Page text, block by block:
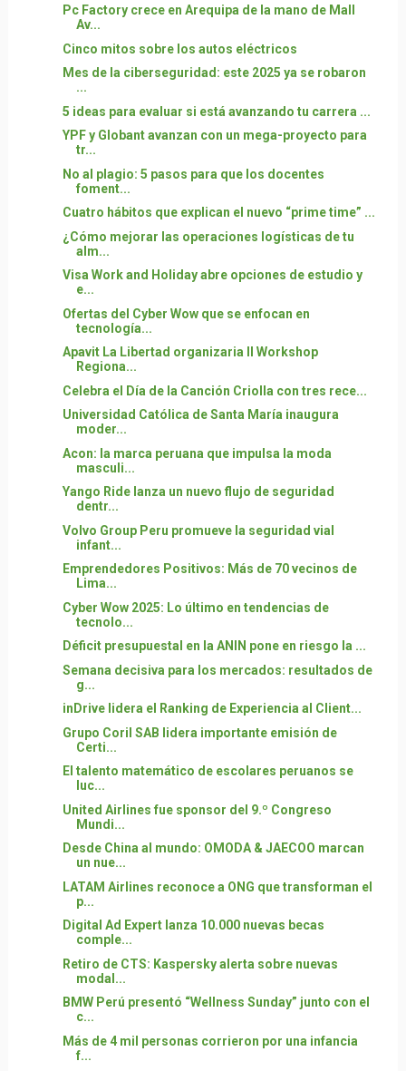
Pc Factory crece en Arequipa de la mano de Mall
Av...
Cinco mitos sobre los autos eléctricos
Mes de la ciberseguridad: este 2025 ya se robaron
...
5 ideas para evaluar si está avanzando tu carrera ...
YPF y Globant avanzan con un mega-proyecto para
tr...
No al plagio: 5 pasos para que los docentes
foment...
Cuatro hábitos que explican el nuevo “prime time” ...
¿Cómo mejorar las operaciones logísticas de tu
alm...
Visa Work and Holiday abre opciones de estudio y
e...
Ofertas del Cyber Wow que se enfocan en
tecnología...
Apavit La Libertad organizaria II Workshop
Regiona...
Celebra el Día de la Canción Criolla con tres rece...
Universidad Católica de Santa María inaugura
moder...
Acon: la marca peruana que impulsa la moda
masculi...
Yango Ride lanza un nuevo flujo de seguridad
dentr...
Volvo Group Peru promueve la seguridad vial
infant...
Emprendedores Positivos: Más de 70 vecinos de
Lima...
Cyber Wow 2025: Lo último en tendencias de
tecnolo...
Déficit presupuestal en la ANIN pone en riesgo la ...
Semana decisiva para los mercados: resultados de
g...
inDrive lidera el Ranking de Experiencia al Client...
Grupo Coril SAB lidera importante emisión de
Certi...
El talento matemático de escolares peruanos se
luc...
United Airlines fue sponsor del 9.º Congreso
Mundi...
Desde China al mundo: OMODA & JAECOO marcan
un nue...
LATAM Airlines reconoce a ONG que transforman el
p...
Digital Ad Expert lanza 10.000 nuevas becas
comple...
Retiro de CTS: Kaspersky alerta sobre nuevas
modal...
BMW Perú presentó “Wellness Sunday” junto con el
c...
Más de 4 mil personas corrieron por una infancia
f...